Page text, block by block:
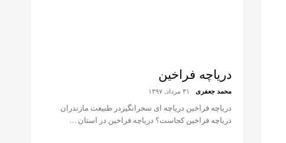
دریاچه فراخین
محمد جعفری ۳۱ مرداد, ۱۳۹۷
دریاچه فراخین دریاچه ای سحرانگیزدر طبیعت مازندران
دریاچه فراخین کجاست؟ دریاچه فراخین در استان …